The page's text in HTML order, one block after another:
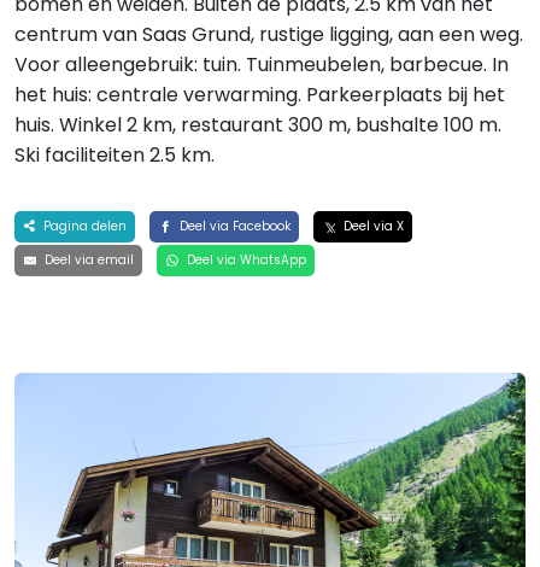
centrum van Saas Grund, rustige ligging, aan een weg.
Voor alleengebruik: tuin. Tuinmeubelen, barbecue. In
het huis: centrale verwarming. Parkeerplaats bij het
huis. Winkel 2 km, restaurant 300 m, bushalte 100 m.
Ski faciliteiten 2.5 km.
Pagina delen Deel via Facebook
Deel via X
Deel via email
Deel via WhatsApp